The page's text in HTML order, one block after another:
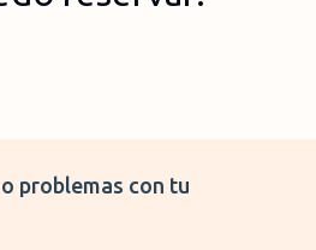
problemas con tu